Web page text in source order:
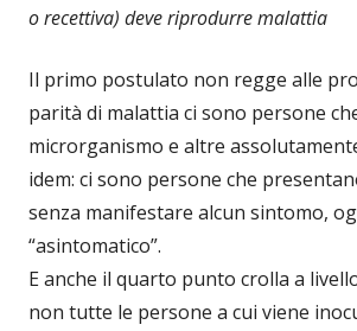
o recettiva) deve riprodurre malattia
Il primo postulato non regge alle
parità di malattia ci sono persone
microrganismo e altre
idem: ci sono persone che
senza manifestare alcun sintomo,
“asintomatico”.
E anche il quarto punto crolla a
non tutte le persone a cui viene